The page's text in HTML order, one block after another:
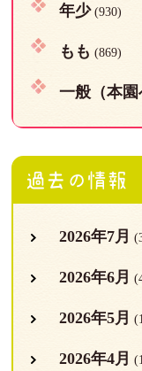
年少(930)
もも (869)
一般（本園
過去の情報
2026年7月
2026年6月
2026年5月
2026年4月